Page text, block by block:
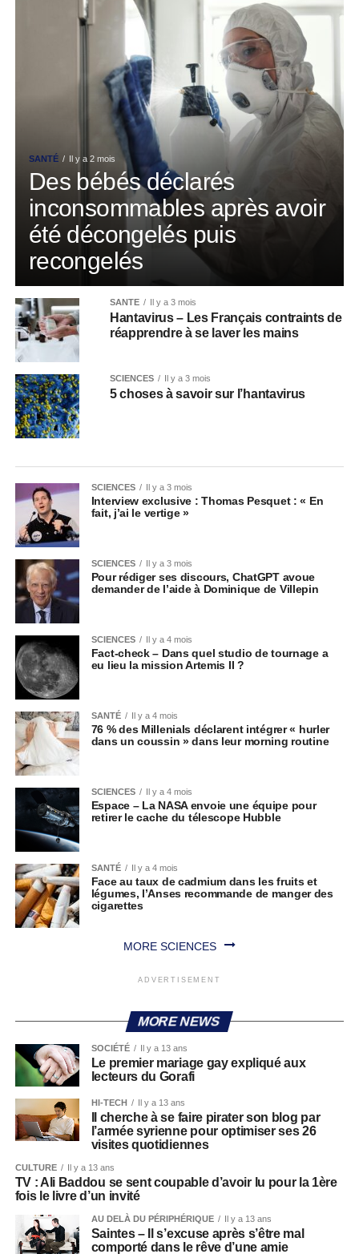
SANTÉ Il y a 2 mois
Des bébés déclarés
inconsommables après avoir
été décongelés puis
recongelés
SANTÉ Il y a 3 mois
Hantavirus – Les Français contraints de
réapprendre à se laver les mains
SCIENCES Il y a 3 mois
5 choses à savoir sur l’hantavirus
SCIENCES Il y a 3 mois
Interview exclusive : Thomas Pesquet : « En
fait, j’ai le vertige »
SCIENCES Il y a 3 mois
Pour rédiger ses discours, ChatGPT avoue
demander de l’aide à Dominique de Villepin
SCIENCES Il y a 4 mois
Fact-check – Dans quel studio de tournage a
eu lieu la mission Artemis II ?
SANTÉ Il y a 4 mois
76 % des Millenials déclarent intégrer « hurler
dans un coussin » dans leur morning routine
SCIENCES Il y a 4 mois
Espace – La NASA envoie une équipe pour
retirer le cache du télescope Hubble
SANTÉ Il y a 4 mois
Face au taux de cadmium dans les fruits et
légumes, l’Anses recommande de manger des
cigarettes
MORE SCIENCES
ADVERTISEMENT
MORE NEWS
SOCIÉTÉ Il y a 13 ans
Le premier mariage gay expliqué aux
lecteurs du Gorafi
HI-TECH Il y a 13 ans
Il cherche à se faire pirater son blog par
l’armée syrienne pour optimiser ses 26
visites quotidiennes
CULTURE Il y a 13 ans
TV : Ali Baddou se sent coupable d’avoir lu pour la 1ère
fois le livre d’un invité
AU DELÀ DU PÉRIPHÉRIQUE Il y a 13 ans
Saintes – Il s’excuse après s’être mal
comporté dans le rêve d’une amie